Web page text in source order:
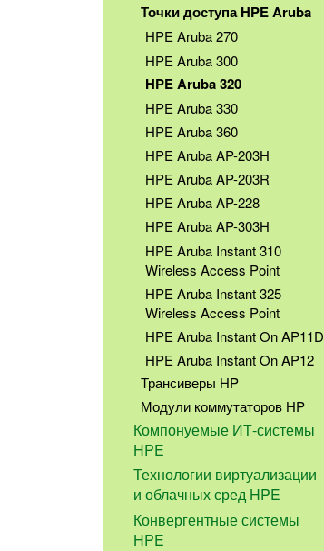
Точки доступа HPE Aruba
HPE Aruba 270
HPE Aruba 300
HPE Aruba 320
HPE Aruba 330
HPE Aruba 360
HPE Aruba AP-203H
HPE Aruba AP-203R
HPE Aruba AP-228
HPE Aruba AP-303H
HPE Aruba Instant 310
Wireless Access Point
HPE Aruba Instant 325
Wireless Access Point
HPE Aruba Instant On AP11D
HPE Aruba Instant On AP12
Трансиверы HP
Модули коммутаторов HP
Компонуемые ИТ-системы
HPE
Технологии виртуализации
и облачных сред HPE
Конвергентные системы
HPE